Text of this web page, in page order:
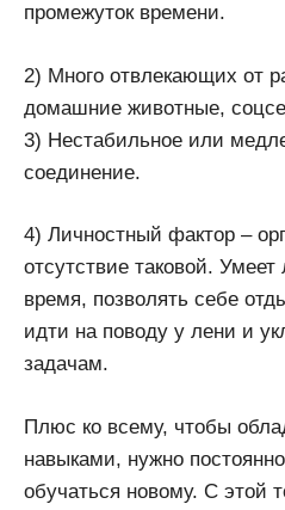
промежуток времени.
2) Много отвлекающих от
домашние животные,
3) Нестабильное или
соединение.
4) Личностный фактор –
отсутствие таковой.
время, позволять себе
идти на поводу у лени и
задачам.
Плюс ко всему, чтобы
навыками, нужно
обучаться новому. С этой